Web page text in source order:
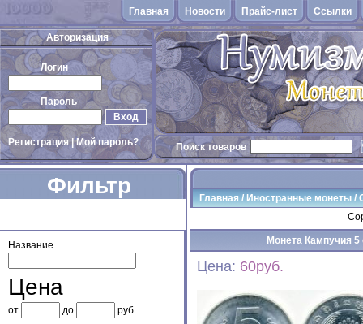
Главная Новости Прайс-лист Cсылки
Авторизация
Логин
Пароль
Вход
Регистрация|Мой пароль? Поиск товаров
Фильтр
Название
Цена
от до руб.
Главная / Иностранные монеты/
Монета Кампучия 5
Цена: 60руб.